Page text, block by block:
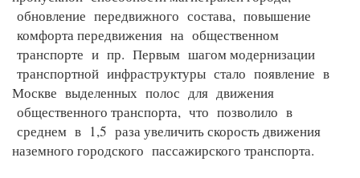
обновление передвижного состава, повышение
комфорта передвижения на общественном
транспорте и пр. Первым шагом модернизации
транспортной инфраструктуры стало появление в
Москве выделенных полос для движения
общественного транспорта, что позволило в
среднем в 1,5 раза увеличить скорость движения
наземного городского пассажирского транспорта.